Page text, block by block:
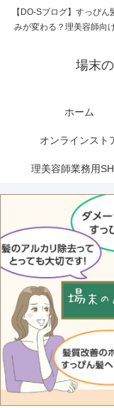
【DO-Sブログ】すっぴ
みが変わる？理美容師向
場末
ホーム
オンラインスト
理美容師業務用